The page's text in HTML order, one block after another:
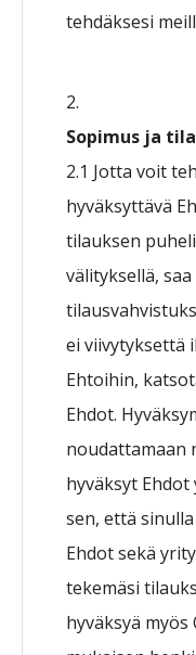
tehdäksesi
Sopimus ja
2.1 Jotta voit
hyväksyttävä
tilauksen
välityksellä,
ei viivytyksettä
Ehtoihin,
Ehdot.
noudattamaan
hyväksyt
sen, että
Ehdot sekä
tekemäsi
hyväksyä